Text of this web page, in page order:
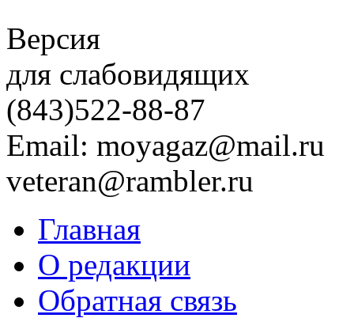
Версия
для слабовидящих
(843)522-88-87
Email: moyagaz@mail.ru
veteran@rambler.ru
Главная
О редакции
Обратная связь